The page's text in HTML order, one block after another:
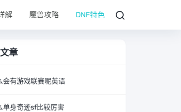
解 魔兽攻略 DNF特色
章
会有游戏联赛呢英语
单身奇迹sf比较厉害